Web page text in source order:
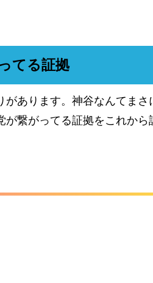
てる証拠
あります。神谷なんてまさ
繋がってる証拠をこれから